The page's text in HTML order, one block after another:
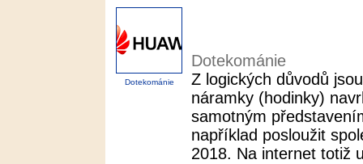
Dotekománie
Dotekománie
Z logických důvodů
náramky (hodinky)
samotným
například posloužit
2018. Na internet totiž